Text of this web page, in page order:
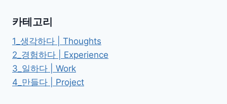
아
벨
리
카테고리
1_생각하다 | Thoughts
2_경험하다 | Experience
3_일하다 | Work
4_만들다 | Project